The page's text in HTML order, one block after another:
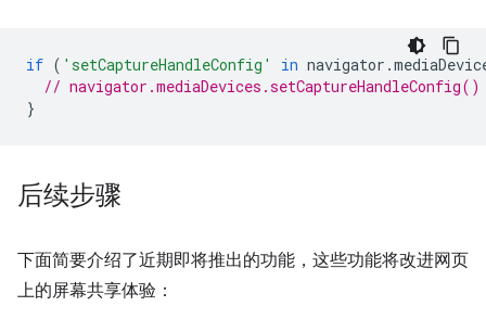
if ( 'setCaptureHandleConfig' in navigator .
//
}
后续步骤
下面简要介绍了近期即将推出的功能，这些功能将改进网页
上的屏幕共享体验：